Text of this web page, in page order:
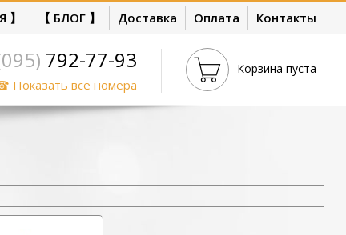
】 【 БЛОГ 】 Доставка Оплата Контакты
Корзина пуста
792-77-93
Показать все номера